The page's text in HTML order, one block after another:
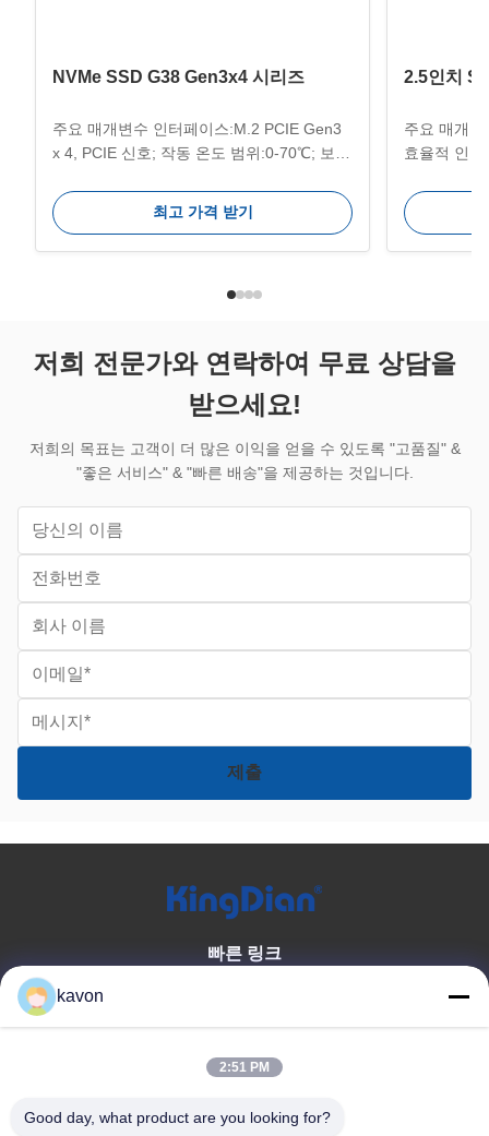
NVMe SSD G38 Gen3x4 시리즈
주요 매개변수 인터페이스:M.2 PCIE Gen3
x 4, PCIE 신호; 작동 온도 범위:0-70℃; 보관
량:128GB/256GB/512GB/1TB/2TB/4TB; 차
원 정보:80*22*3mm; 호환 시스템:윈도우, 유
닉스, 리눅스, 맥 등; 효율적인 전송:최대
버, PC, 게임 PC, 디자이너 컴퓨터, 데스크탑
SATA SSD에서 업그레이드하여 PCIe ...
최고 가격 받기
2.5인치
주요 매개
효율적 인
컴퓨터, 얇
신, 올인원
우, 유닉스,
에서 신뢰
저희 전문가와 연락하여 무료 상담을
받으세요!
저희의 목표는 고객이 더 많은 이익을 얻을 수 있도록 "고품질" &
"좋은 서비스" & "빠른 배송"을 제공하는 것입니다.
빠른 링크
상품 문의하기
제품 카테고리
소비자 솔리드 스테이트 드라이 DDR 메모리
kavon
2:51 PM
Good day, what product are you looking for?